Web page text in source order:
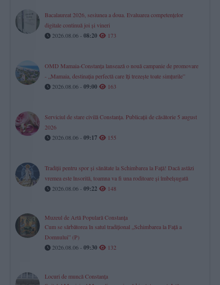
Bacalaureat 2026, sesiunea a doua. Evaluarea competențelor
digitale continuă joi și vineri
2026.08.06 - 08:20 173
OMD Mamaia-Constanța lansează o nouă campanie de promovare
- „Mamaia, destinația perfectă care îți trezește toate simțurile”
2026.08.06 - 09:00 163
Serviciul de stare civilă Constanţa. Publicaţii de căsătorie 5 august
2026
2026.08.06 - 09:17 155
Tradiții pentru spor și sănătate la Schimbarea la Față! Dacă astăzi
vremea este însorită, toamna va fi una roditoare și îmbelșugată
2026.08.06 - 09:22 148
Muzeul de Artă Populară Constanța
Cum se sărbătorea în satul tradițional „Schimbarea la Față a
Domnului” (P)
2026.08.06 - 09:30 132
Locuri de muncă Constanța